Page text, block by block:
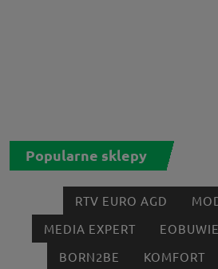
Popularne sklepy
RTV EURO AGD
MEDIA EXPERT
EOBUWIE
BORN2BE
KOMFORT